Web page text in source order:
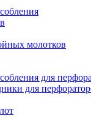
молотков
для
для